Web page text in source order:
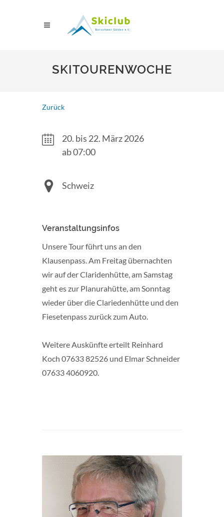
SKITOURENWOCHE
Zurück
20. bis 22. März 2026
ab 07:00
Schweiz
Veranstaltungsinfos
Unsere Tour führt uns an den
Klausenpass. Am Freitag übernachten
wir auf der Claridenhütte, am Samstag
geht es zur Planurahütte, am Sonntag
wieder über die Clariedenhütte und den
Fiesetenpass zurück zum Auto.
Weitere Auskünfte erteilt Reinhard
Koch 07633 82526 und Elmar Schneider
07633 4060920.